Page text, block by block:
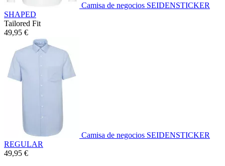
Camisa de negocios SEIDENSTICKER
SHAPED
Tailored Fit
49,95 €
Camisa de negocios SEIDENSTICKER
REGULAR
49,95 €